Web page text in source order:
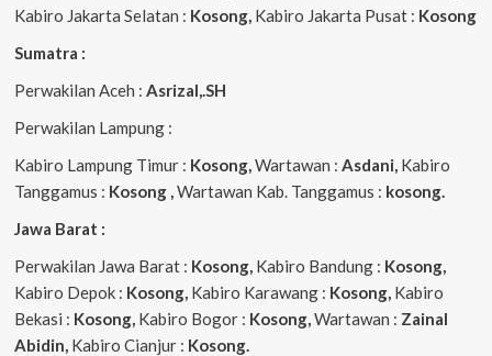
Kabiro Jakarta Selatan : Kosong, Kabiro Jakarta Pusat : Kosong
Sumatra :
Perwakilan Aceh : Asrizal,.SH
Perwakilan Lampung :
Kabiro Lampung Timur : Kosong,Wartawan : Asdani, Kabiro
Tanggamus : Kosong ,Wartawan Kab. Tanggamus : kosong.
Jawa Barat :
Perwakilan Jawa Barat : Kosong,Kabiro Bandung : Kosong,
Kabiro Depok : Kosong,Kabiro Karawang : Kosong,Kabiro
Bekasi : Kosong,Kabiro Bogor : Kosong,Wartawan : Zainal
Abidin,Kabiro Cianjur : Kosong.